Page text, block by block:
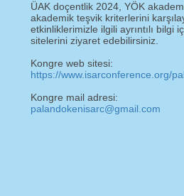
ÜAK doçentlik 2024, YÖK
akademik teşvik kriterlerini
etkinliklerimizle ilgili ayrıntılı bilgi
sitelerini ziyaret edebilirsiniz.
Kongre web sitesi:
https://www.isarconference.org/
Kongre mail adresi:
palandokenisarc@gmail.com